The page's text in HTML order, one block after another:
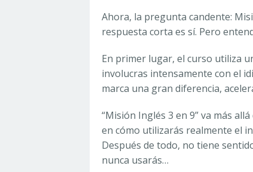
Ahora, la pregunta candente:
respuesta corta es sí. Pero
En primer lugar, el curso utiliza
involucras intensamente con el
marca una gran diferencia,
“Misión Inglés 3 en 9” va más
en cómo utilizarás realmente el
Después de todo, no tiene
nunca usarás…